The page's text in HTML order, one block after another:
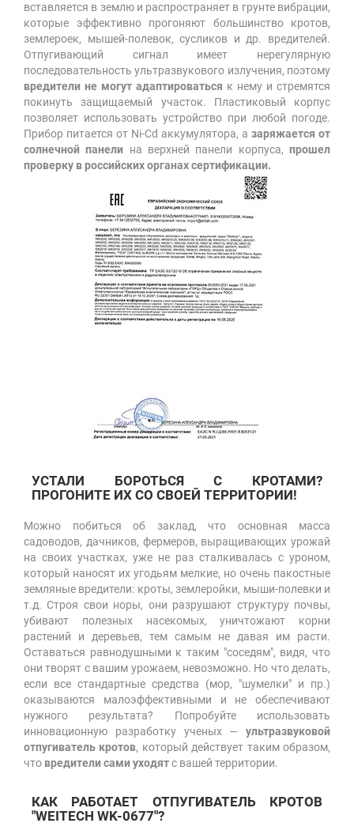
вставляется в землю и распространяет в грунте вибрации,
которые эффективно прогоняют большинство кротов,
землероек, мышей-полевок, сусликов и др. вредителей.
Отпугивающий сигнал имеет нерегулярную
последовательность ультразвукового излучения, поэтому
вредители не могут адаптироваться к нему и стремятся
покинуть защищаемый участок. Пластиковый корпус
позволяет использовать устройство при любой погоде.
Прибор питается от Ni-Cd аккумулятора, а заряжается от
солнечной панели на верхней панели корпуса,прошел
проверку в российских органах сертификации.
УСТАЛИ БОРОТЬСЯ С КРОТАМИ?
ПРОГОНИТЕ ИХ СО СВОЕЙ ТЕРРИТОРИИ!
Можно побиться об заклад, что основная масса
садоводов, дачников, фермеров, выращивающих урожай
на своих участках, уже не раз сталкивалась с уроном,
который наносят их угодьям мелкие, но очень пакостные
земляные вредители: кроты, землеройки, мыши-полевки и
т.д. Строя свои норы, они разрушают структуру почвы,
убивают полезных насекомых, уничтожают корни
растений и деревьев, тем самым не давая им расти.
Оставаться равнодушными к таким "соседям", видя, что
они творят с вашим урожаем, невозможно. Но что делать,
если все стандартные средства (мор, "шумелки" и пр.)
оказываются малоэффективными и не обеспечивают
нужного результата? Попробуйте использовать
инновационную разработку ученых — ультразвуковой
отпугиватель кротов, который действует таким образом,
что вредители сами уходятс вашей территории.
КАК РАБОТАЕТ ОТПУГИВАТЕЛЬ КРОТОВ
"WEITECH WK-0677"?